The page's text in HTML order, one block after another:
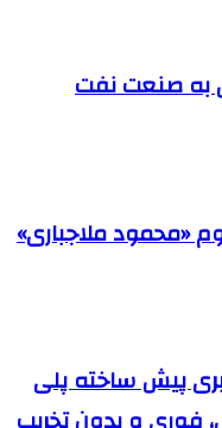
به صنعت نفت
«محمود ملاجباری»
پیش ساخته پلی